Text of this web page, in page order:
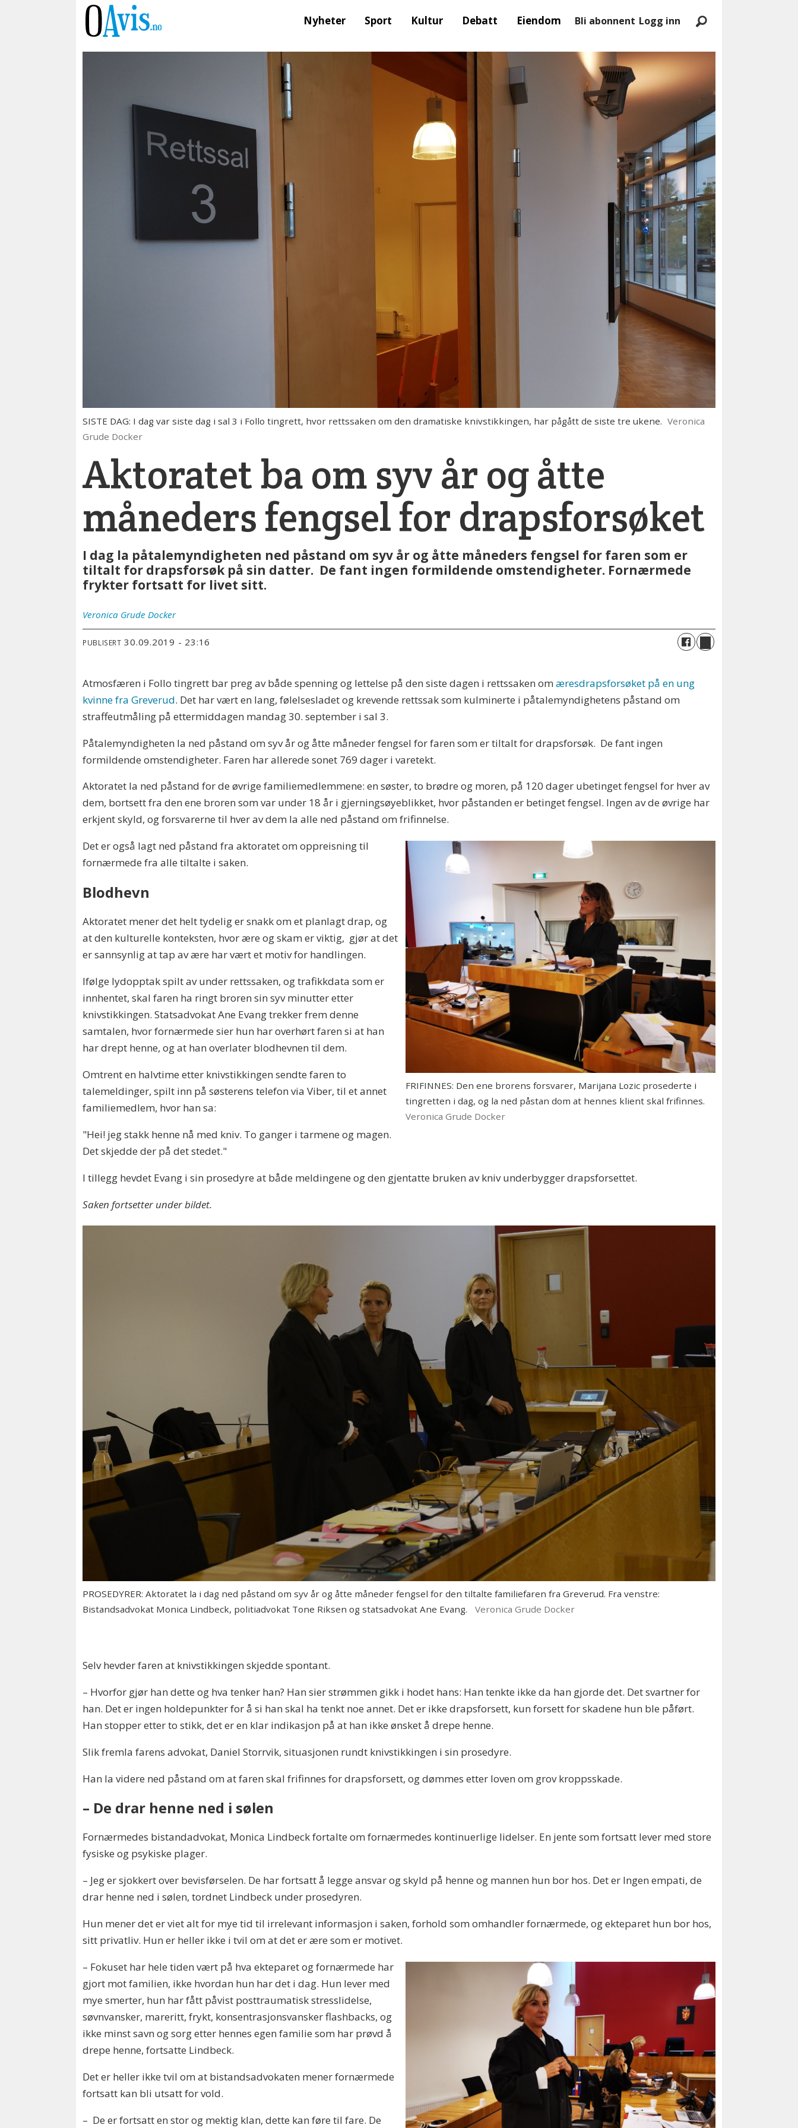
Nyheter Sport Kultur Debatt Eiendom Bli abonnent Logg inn
SISTE DAG: I dag var siste dag i sal 3 i Follo tingrett, hvor rettssaken om den dramatiske knivstikkingen, har pågått de siste tre ukene. Veronica
Grude Docker
Aktoratet ba om syv år og åtte
måneders fengsel for drapsforsøket
I dag la påtalemyndigheten ned påstand om syv år og åtte måneders fengsel for faren som er
tiltalt for drapsforsøk på sin datter. De fant ingen formildende omstendigheter. Fornærmede
frykter fortsatt for livet sitt.
Veronica Grude Docker
PUBLISERT 30.09.2019 - 23:16
Atmosfæren i Follo tingrett bar preg av både spenning og lettelse på den siste dagen i rettssaken om æresdrapsforsøket på en ung
kvinne fra Greverud. Det har vært en lang, følelsesladet og krevende rettssak som kulminerte i påtalemyndighetens påstand om
straffeutmåling på ettermiddagen mandag 30. september i sal 3.
Påtalemyndigheten la ned påstand om syv år og åtte måneder fengsel for faren som er tiltalt for drapsforsøk. De fant ingen
formildende omstendigheter. Faren har allerede sonet 769 dager i varetekt.
Aktoratet la ned påstand for de øvrige familiemedlemmene: en søster, to brødre og moren, på 120 dager ubetinget fengsel for hver av
dem, bortsett fra den ene broren som var under 18 år i gjerningsøyeblikket, hvor påstanden er betinget fengsel. Ingen av de øvrige har
erkjent skyld, og forsvarerne til hver av dem la alle ned påstand om frifinnelse.
FRIFINNES: Den ene brorens forsvarer, Marijana Lozic prosederte i
tingretten i dag, og la ned påstan dom at hennes klient skal frifinnes.
Veronica Grude Docker
Det er også lagt ned påstand fra aktoratet om oppreisning til
fornærmede fra alle tiltalte i saken.
Blodhevn
Aktoratet mener det helt tydelig er snakk om et planlagt drap, og
at den kulturelle konteksten, hvor ære og skam er viktig, gjør at det
er sannsynlig at tap av ære har vært et motiv for handlingen.
Ifølge lydopptak spilt av under rettssaken, og trafikkdata som er
innhentet, skal faren ha ringt broren sin syv minutter etter
knivstikkingen. Statsadvokat Ane Evang trekker frem denne
samtalen, hvor fornærmede sier hun har overhørt faren si at han
har drept henne, og at han overlater blodhevnen til dem.
Omtrent en halvtime etter knivstikkingen sendte faren to
talemeldinger, spilt inn på søsterens telefon via Viber, til et annet
familiemedlem, hvor han sa:
"Hei! jeg stakk henne nå med kniv. To ganger i tarmene og magen.
Det skjedde der på det stedet."
I tillegg hevdet Evang i sin prosedyre at både meldingene og den gjentatte bruken av kniv underbygger drapsforsettet.
Saken fortsetter under bildet.
PROSEDYRER: Aktoratet la i dag ned påstand om syv år og åtte måneder fengsel for den tiltalte familiefaren fra Greverud. Fra venstre:
Bistandsadvokat Monica Lindbeck, politiadvokat Tone Riksen og statsadvokat Ane Evang.
Veronica Grude Docker
Selv hevder faren at knivstikkingen skjedde spontant.
– Hvorfor gjør han dette og hva tenker han? Han sier strømmen gikk i hodet hans: Han tenkte ikke da han gjorde det. Det svartner for
han. Det er ingen holdepunkter for å si han skal ha tenkt noe annet. Det er ikke drapsforsett, kun forsett for skadene hun ble påført.
Han stopper etter to stikk, det er en klar indikasjon på at han ikke ønsket å drepe henne.
Slik fremla farens advokat, Daniel Storrvik, situasjonen rundt knivstikkingen i sin prosedyre.
Han la videre ned påstand om at faren skal frifinnes for drapsforsett, og dømmes etter loven om grov kroppsskade.
– De drar henne ned i sølen
Fornærmedes bistandadvokat, Monica Lindbeck fortalte om fornærmedes kontinuerlige lidelser. En jente som fortsatt lever med store
fysiske og psykiske plager.
– Jeg er sjokkert over bevisførselen. De har fortsatt å legge ansvar og skyld på henne og mannen hun bor hos. Det er Ingen empati, de
drar henne ned i sølen, tordnet Lindbeck under prosedyren.
Hun mener det er viet alt for mye tid til irrelevant informasjon i saken, forhold som omhandler fornærmede, og ekteparet hun bor hos,
sitt privatliv. Hun er heller ikke i tvil om at det er ære som er motivet.
– Fokuset har hele tiden vært på hva ekteparet og fornærmede har
gjort mot familien, ikke hvordan hun har det i dag. Hun lever med
mye smerter, hun har fått påvist posttraumatisk stresslidelse,
søvnvansker, mareritt, frykt, konsentrasjonsvansker flashbacks, og
ikke minst savn og sorg etter hennes egen familie som har prøvd å
drepe henne, fortsatte Lindbeck.
Det er heller ikke tvil om at bistandsadvokaten mener fornærmede
fortsatt kan bli utsatt for vold.
– De er fortsatt en stor og mektig klan, dette kan føre til fare. De